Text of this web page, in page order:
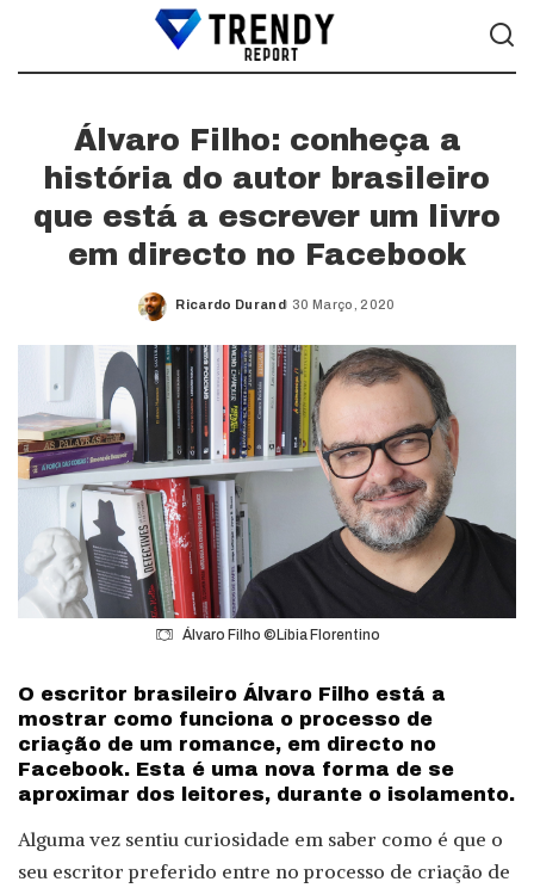
Álvaro Filho: conheça a
história do autor brasileiro
que está a escrever um livro
em directo no Facebook
Posted
Ricardo Durand 30 Março, 2020
Álvaro Filho ©Líbia Florentino
O escritor brasileiro Álvaro Filho está a
mostrar como funciona o processo de
criação de um romance, em directo no
Facebook. Esta é uma nova forma de se
aproximar dos leitores, durante o isolamento.
Alguma vez sentiu curiosidade em saber como é que o
seu escritor preferido entre no processo de criação de